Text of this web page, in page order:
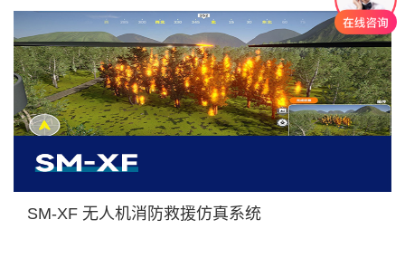
SM-XF 无人机消防救援仿真系统